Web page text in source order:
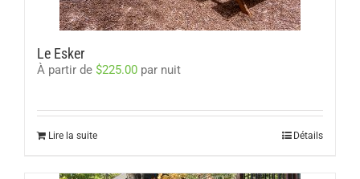
Le Esker
À partir de $225.00 par nuit
Lire la suite Détails